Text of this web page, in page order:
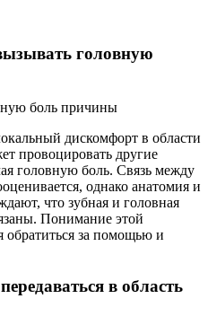
головную
дискомфорт в области
провоцировать другие
головную боль. Связь между
однако анатомия и
что зубная и головная
Понимание этой
обратиться за помощью и
в область